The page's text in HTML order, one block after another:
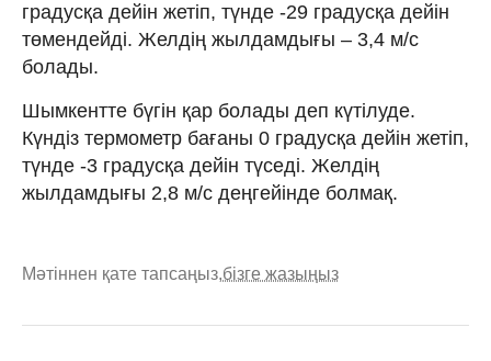
градусқа дейін жетіп, түнде -29 градусқа дейін
төмендейді. Желдің жылдамдығы – 3,4 м/с
болады.
Шымкентте бүгін қар болады деп күтілуде.
Күндіз термометр бағаны 0 градусқа дейін жетіп,
түнде -3 градусқа дейін түседі. Желдің
жылдамдығы 2,8 м/с деңгейінде болмақ.
Мәтіннен қате тапсаңыз,бізге жазыңыз